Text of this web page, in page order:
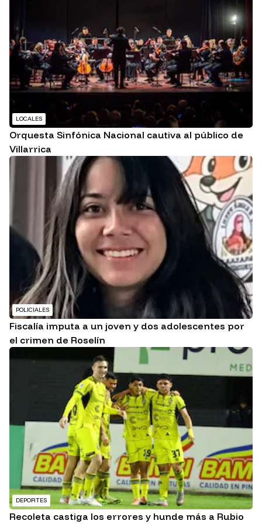
LOCALES
Orquesta Sinfónica Nacional cautiva al público de
Villarrica
POLICIALES
Fiscalía imputa a un joven y dos adolescentes por
el crimen de Roselín
DEPORTES
Recoleta castiga los errores y hunde más a Rubio